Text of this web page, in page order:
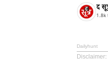
द
1.8k
Dailyhunt
Disclaimer